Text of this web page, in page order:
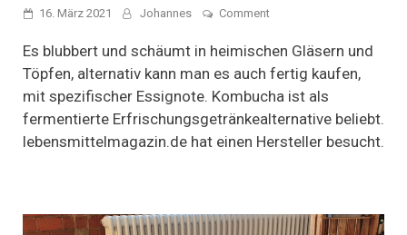
16. März 2021 Johannes Commenton
lange
gärt,
wird
endlich
Kombucha
Es blubbert und schäumt in heimischen Gläsern und
Töpfen, alternativ kann man es auch fertig kaufen,
mit spezifischer Essignote. Kombucha ist als
fermentierte Erfrischungsgetränkealternative beliebt.
lebensmittelmagazin.de hat einen Hersteller besucht.